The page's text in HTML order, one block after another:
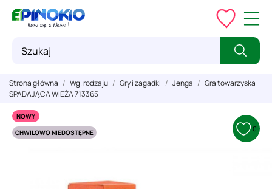
Strona główna Wg. rodzaju Gry i zagadki Jenga
Gra towarzyska
SPADAJĄCA WIEŻA 713365
NOWY
CHWILOWO NIEDOSTĘPNE
0